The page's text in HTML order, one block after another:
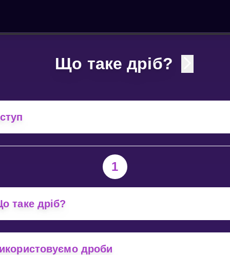
Що таке дріб?
1
таке дріб?
дроби